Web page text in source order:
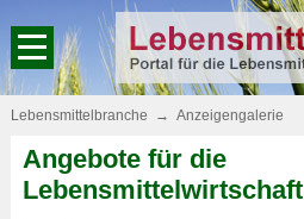
Lebensmittelbranche → Anzeigengalerie
Angebote für die
Lebensmittelwirtschaft